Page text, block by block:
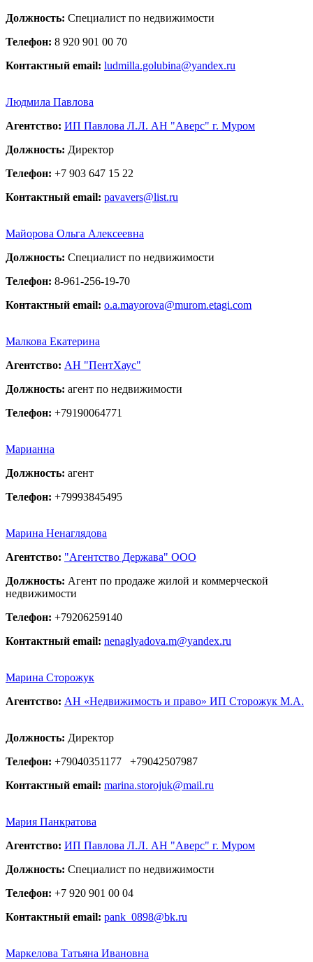
Должность: Специалист по недвижимости
Телефон: 8 920 901 00 70
Контактный email: ludmilla.golubina@yandex.ru
Людмила Павлова
Агентство: ИП Павлова Л.Л. АН "Аверс" г. Муром
Должность: Директор
Телефон: +7 903 647 15 22
Контактный email: pavavers@list.ru
Майорова Ольга Алексеевна
Должность: Специалист по недвижимости
Телефон: 8-961-256-19-70
Контактный email: o.a.mayorova@murom.etagi.com
Малкова Екатерина
Агентство: АН "ПентХаус"
Должность: агент по недвижимости
Телефон: +79190064771
Марианна
Должность: агент
Телефон: +79993845495
Марина Ненаглядова
Агентство: "Агентство Держава" ООО
Должность: Агент по продаже жилой и коммерческой
недвижимости
Телефон: +79206259140
Контактный email: nenaglyadova.m@yandex.ru
Марина Сторожук
Агентство: АН «Недвижимость и право» ИП Сторожук М.А.
Должность: Директор
Телефон: +79040351177
+79042507987
Контактный email: marina.storojuk@mail.ru
Мария Панкратова
Агентство: ИП Павлова Л.Л. АН "Аверс" г. Муром
Должность: Специалист по недвижимости
Телефон: +7 920 901 00 04
Контактный email: pank_0898@bk.ru
Маркелова Татьяна Ивановна